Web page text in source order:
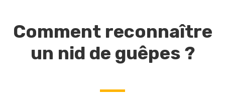
Comment reconnaître
un nid de guêpes ?